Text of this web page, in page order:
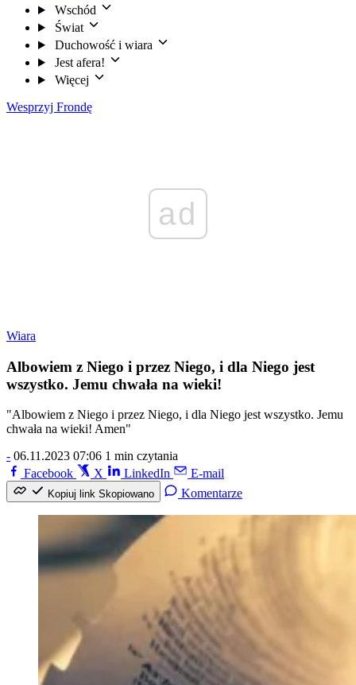
Wschód
Świat
Duchowość i wiara
Jest afera!
Więcej
Wesprzyj Frondę
ad
Wiara
Albowiem z Niego i przez Niego, i dla Niego jest
wszystko. Jemu chwała na wieki!
"Albowiem z Niego i przez Niego, i dla Niego jest wszystko. Jemu
chwała na wieki! Amen"
- 06.11.2023 07:06 1 min czytania
Facebook
X LinkedIn E-mail
Kopiuj link Skopiowano Komentarze